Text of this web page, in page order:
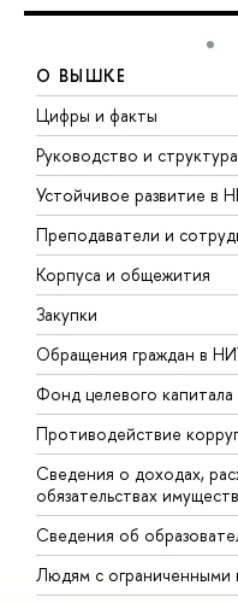
О ВЫШКЕ
Цифры и факты
Руководство и структура
Устойчивое развитие в
Преподаватели и
Корпуса и общежития
Закупки
Обращения граждан в
Фонд целевого капитала
Противодействие
Сведения о доходах,
обязательствах
Сведения об
Людям с ограниченными